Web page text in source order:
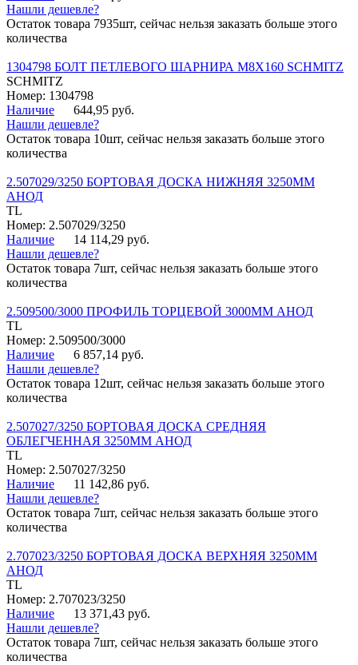
Нашли дешевле?
Остаток товара 7935шт, сейчас нельзя заказать больше этого
количества
1304798 БОЛТ ПЕТЛЕВОГО ШАРНИРА М8Х160 SCHMITZ
SCHMITZ
Номер: 1304798
Наличие
644,95 руб.
Нашли дешевле?
Остаток товара 10шт, сейчас нельзя заказать больше этого
количества
2.507029/3250 БОРТОВАЯ ДОСКА НИЖНЯЯ 3250ММ
АНОД
TL
Номер: 2.507029/3250
Наличие
14 114,29 руб.
Нашли дешевле?
Остаток товара 7шт, сейчас нельзя заказать больше этого
количества
2.509500/3000 ПРОФИЛЬ ТОРЦЕВОЙ 3000ММ АНОД
TL
Номер: 2.509500/3000
Наличие
6 857,14 руб.
Нашли дешевле?
Остаток товара 12шт, сейчас нельзя заказать больше этого
количества
2.507027/3250 БОРТОВАЯ ДОСКА СРЕДНЯЯ
ОБЛЕГЧЕННАЯ 3250ММ АНОД
TL
Номер: 2.507027/3250
Наличие
11 142,86 руб.
Нашли дешевле?
Остаток товара 7шт, сейчас нельзя заказать больше этого
количества
2.707023/3250 БОРТОВАЯ ДОСКА ВЕРХНЯЯ 3250ММ
АНОД
TL
Номер: 2.707023/3250
Наличие
13 371,43 руб.
Нашли дешевле?
Остаток товара 7шт, сейчас нельзя заказать больше этого
количества